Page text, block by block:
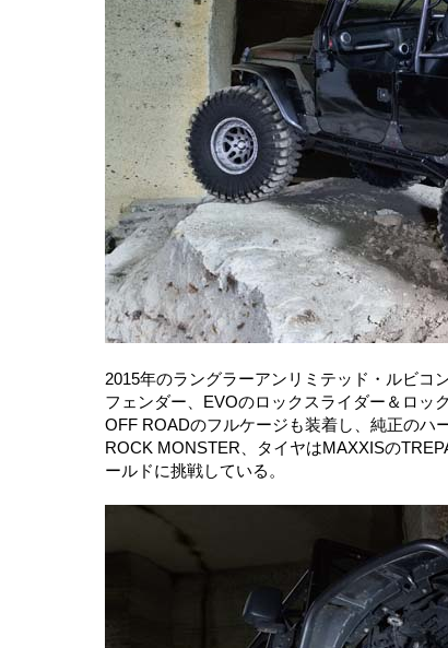
2015年のラングラーアンリミテッド・ルビコ
フェンダー、EVOのロックスライダー＆ロッ
OFF ROADのフルケージも装着し、純正のハ
ROCK MONSTER、タイヤはMAXXISの
ールドに挑戦している。